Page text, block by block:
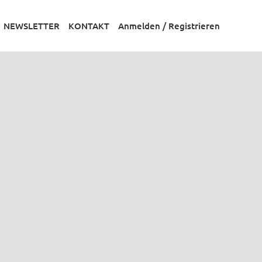
NEWSLETTER KONTAKT Anmelden / Registrieren